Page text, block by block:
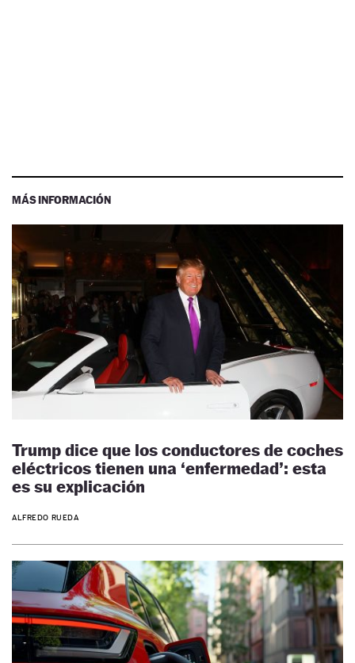
MÁS INFORMACIÓN
Trump dice que los conductores de coches
eléctricos tienen una ‘enfermedad’: esta
es su explicación
ALFREDO RUEDA